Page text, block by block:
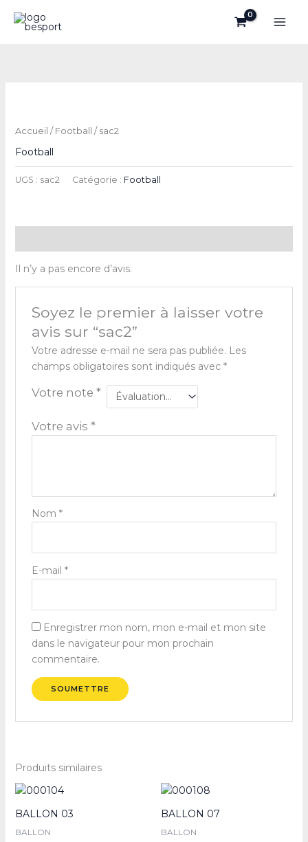
Accueil / Football / sac2
Football
UGS : sac2 Catégorie : Football
Il n’y a pas encore d’avis.
Soyez le premier à laisser votre
avis sur “sac2”
Votre adresse e-mail ne sera pas publiée. Les
champs obligatoires sont indiqués avec *
Votre note *
Votre avis *
Nom *
E-mail *
Enregistrer mon nom, mon e-mail et mon site
dans le navigateur pour mon prochain
commentaire.
Produits similaires
BALLON 03
BALLON
BALLON 07
BALLON